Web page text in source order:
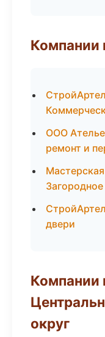
Компании
ООО
ремонт и
двери
Компании
округ